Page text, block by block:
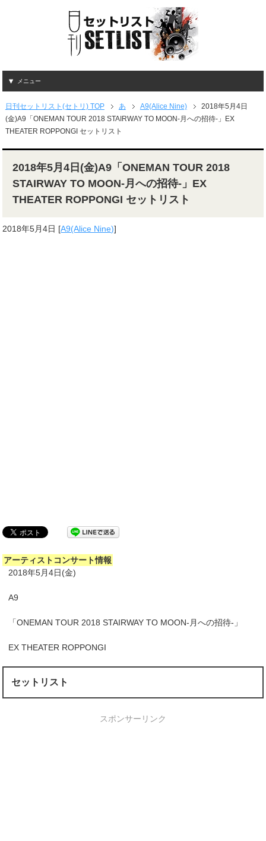
メニュー
日刊セットリスト(セトリ) TOP あ A9(Alice Nine)
2018年5月4日
(金)A9「ONEMAN TOUR 2018 STAIRWAY TO MOON-月への招待-」EX
THEATER ROPPONGI セットリスト
2018年5月4日(金)A9「ONEMAN TOUR 2018
STAIRWAY TO MOON-月への招待-」EX
THEATER ROPPONGI セットリスト
2018年5月4日 [A9(Alice Nine)]
アーティストコンサート情報
2018年5月4日(金)
A9
「ONEMAN TOUR 2018 STAIRWAY TO MOON-月への招待-」
EX THEATER ROPPONGI
セットリスト
スポンサーリンク